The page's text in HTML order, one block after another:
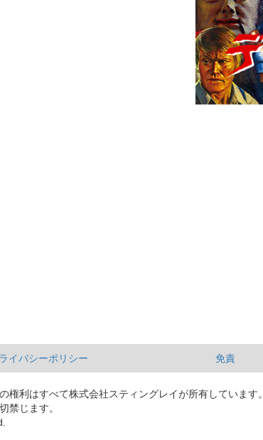
イバシーポリシー 免責
権利はすべて株式会社スティングレイが所有しています。
禁じます。